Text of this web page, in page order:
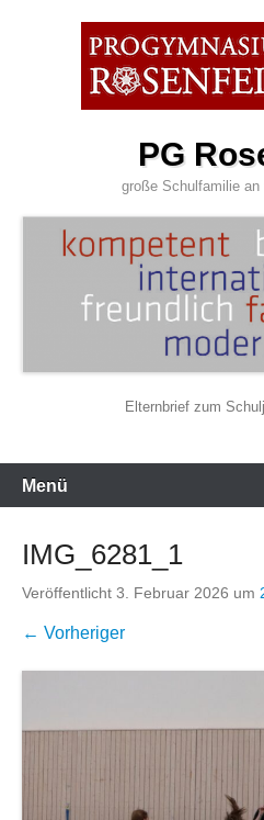
PG
große Schulfamilie
Elternbrief zum
Primäres
Menü
Menü
IMG_6281_1
Veröffentlicht 3. Februar 2026 um
← Vorheriger